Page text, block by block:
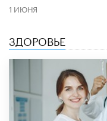
1 ИЮНЯ
ЗДОРОВЬЕ